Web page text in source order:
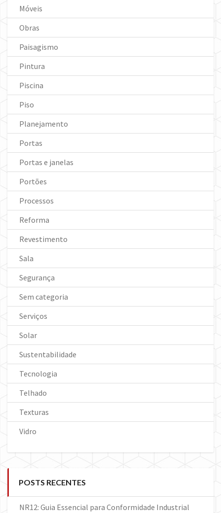
Móveis
Obras
Paisagismo
Pintura
Piscina
Piso
Planejamento
Portas
Portas e janelas
Portões
Processos
Reforma
Revestimento
Sala
Segurança
Sem categoria
Serviços
Solar
Sustentabilidade
Tecnologia
Telhado
Texturas
Vidro
POSTS RECENTES
NR12: Guia Essencial para Conformidade Industrial